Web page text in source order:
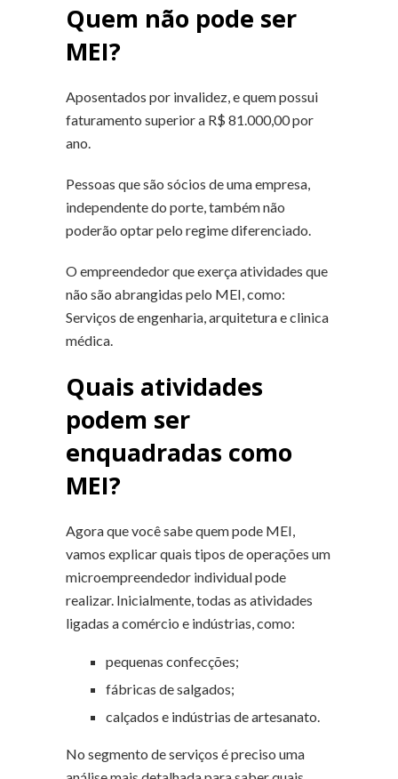
Quem não pode ser
MEI?
Aposentados por invalidez, e quem possui
faturamento superior a R$ 81.000,00 por
ano.
Pessoas que são sócios de uma empresa,
independente do porte, também não
poderão optar pelo regime diferenciado.
O empreendedor que exerça atividades que
não são abrangidas pelo MEI, como:
Serviços de engenharia, arquitetura e clinica
médica.
Quais atividades
podem ser
enquadradas como
MEI?
Agora que você sabe quem pode MEI,
vamos explicar quais tipos de operações um
microempreendedor individual pode
realizar. Inicialmente, todas as atividades
ligadas a comércio e indústrias, como:
pequenas confecções;
fábricas de salgados;
calçados e indústrias de artesanato.
No segmento de serviços é preciso uma